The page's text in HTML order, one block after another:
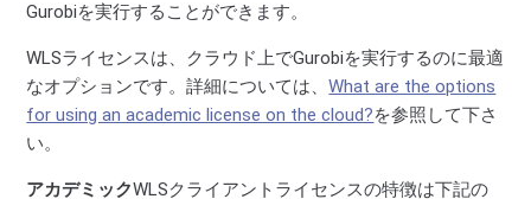
Gurobiを実行することができます。
WLSライセンスは、クラウド上でGurobiを実行するのに最適
なオプションです。詳細については、What are the options
for using an academic license on the cloud?を参照して下さ
い。
アカデミックWLSクライアントライセンスの特徴は下記の